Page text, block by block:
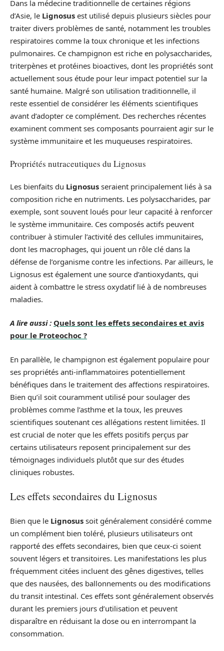
Dans la médecine traditionnelle de certaines régions
d’Asie, le Lignosus est utilisé depuis plusieurs siècles pour
traiter divers problèmes de santé, notamment les troubles
respiratoires comme la toux chronique et les infections
pulmonaires. Ce champignon est riche en polysaccharides,
triterpènes et protéines bioactives, dont les propriétés sont
actuellement sous étude pour leur impact potentiel sur la
santé humaine. Malgré son utilisation traditionnelle, il
reste essentiel de considérer les éléments scientifiques
avant d’adopter ce complément. Des recherches récentes
examinent comment ses composants pourraient agir sur le
système immunitaire et les muqueuses respiratoires.
Propriétés nutraceutiques du Lignosus
Les bienfaits du Lignosus seraient principalement liés à sa
composition riche en nutriments. Les polysaccharides, par
exemple, sont souvent loués pour leur capacité à renforcer
le système immunitaire. Ces composés actifs peuvent
contribuer à stimuler l’activité des cellules immunitaires,
dont les macrophages, qui jouent un rôle clé dans la
défense de l’organisme contre les infections. Par ailleurs, le
Lignosus est également une source d’antioxydants, qui
aident à combattre le stress oxydatif lié à de nombreuses
maladies.
A lire aussi : Quels sont les effets secondaires et avis
pour le Proteochoc ?
En parallèle, le champignon est également populaire pour
ses propriétés anti-inflammatoires potentiellement
bénéfiques dans le traitement des affections respiratoires.
Bien qu’il soit couramment utilisé pour soulager des
problèmes comme l’asthme et la toux, les preuves
scientifiques soutenant ces allégations restent limitées. Il
est crucial de noter que les effets positifs perçus par
certains utilisateurs reposent principalement sur des
témoignages individuels plutôt que sur des études
cliniques robustes.
Les effets secondaires du Lignosus
Bien que le Lignosus soit généralement considéré comme
un complément bien toléré, plusieurs utilisateurs ont
rapporté des effets secondaires, bien que ceux-ci soient
souvent légers et transitoires. Les manifestations les plus
fréquemment citées incluent des gênes digestives, telles
que des nausées, des ballonnements ou des modifications
du transit intestinal. Ces effets sont généralement observés
durant les premiers jours d’utilisation et peuvent
disparaître en réduisant la dose ou en interrompant la
consommation.